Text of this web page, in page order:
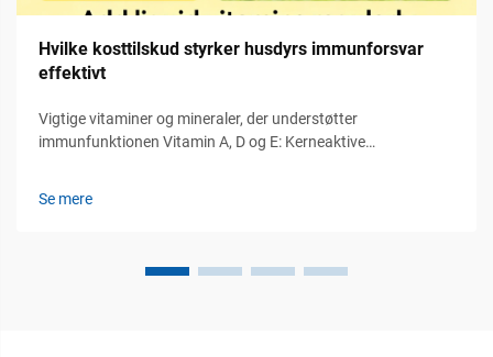
Hvilke kosttilskud styrker husdyrs immunforsvar
effektivt
Vigtige vitaminer og mineraler, der understøtter
immunfunktionen Vitamin A, D og E: Kerneaktive
Se mere